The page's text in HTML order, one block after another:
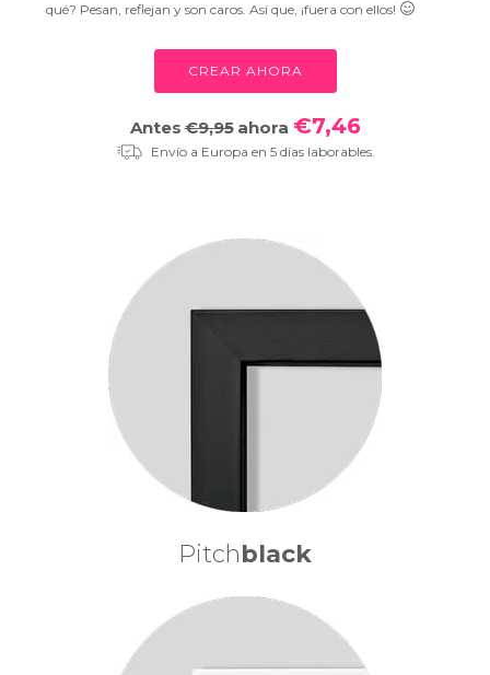
qué? Pesan, reflejan y son caros. Así que, ¡fuera con ellos!
CREAR AHORA
Antes€9,95 ahora €7,46
Envío a Europa en 5 días laborables.
Pitchblack